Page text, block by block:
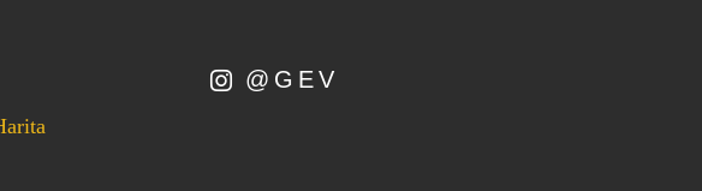
@GEV